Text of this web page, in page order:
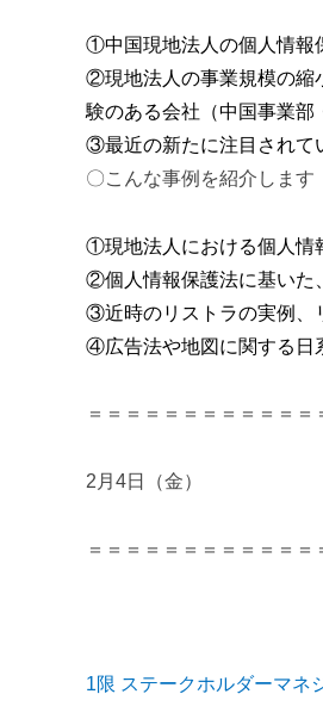
①中国現地法人の個人情報
②現地法人の事業規模の縮
験のある会社（中国事業部
③最近の新たに注目されて
〇こんな事例を紹介します
①現地法人における個人情
②個人情報保護法に基いた
③近時のリストラの実例、
④広告法や地図に関する日
＝＝＝＝＝＝＝＝＝＝＝
2月4日（金）
＝＝＝＝＝＝＝＝＝＝＝
1限 ステークホルダーマネ